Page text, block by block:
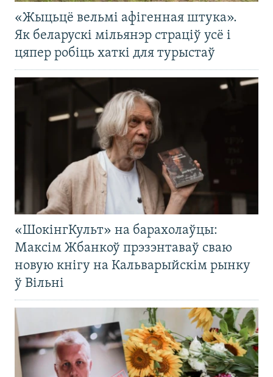
«Жыцьцё вельмі афігенная штука».
Як беларускі мільянэр страціў усё і
цяпер робіць хаткі для турыстаў
«ШокінгКульт» на барахолаўцы:
Максім Жбанкоў прэзэнтаваў сваю
новую кнігу на Кальварыйскім рынку
ў Вільні